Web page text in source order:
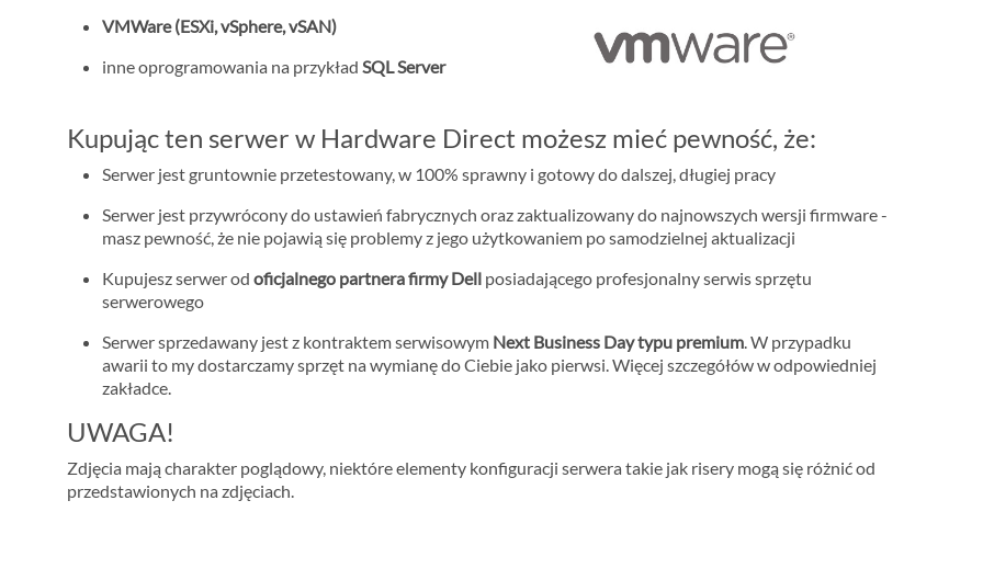
VMWare (ESXi, vSphere, vSAN)
inne oprogramowania na przykład SQL Server
Kupując ten serwer w Hardware Direct możesz mieć pewność, że:
Serwer jest gruntownie przetestowany, w 100% sprawny i gotowy do dalszej, długiej pracy
Serwer jest przywrócony do ustawień fabrycznych oraz zaktualizowany do najnowszych wersji firmware -
masz pewność, że nie pojawią się problemy z jego użytkowaniem po samodzielnej aktualizacji
Kupujesz serwer od oficjalnego partnera firmy Dell posiadającego profesjonalny serwis sprzętu
serwerowego
Serwer sprzedawany jest z kontraktem serwisowym Next Business Day typu premium . W przypadku
awarii to my dostarczamy sprzęt na wymianę do Ciebie jako pierwsi. Więcej szczegółów w odpowiedniej
zakładce.
UWAGA!
Zdjęcia mają charakter poglądowy, niektóre elementy konfiguracji serwera takie jak risery mogą się różnić od
przedstawionych na zdjęciach.